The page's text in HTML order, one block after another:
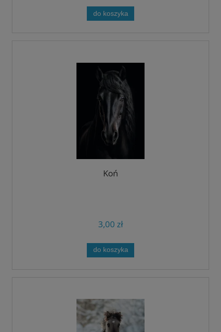
do koszyka
Koń
3,00 zł
do koszyka